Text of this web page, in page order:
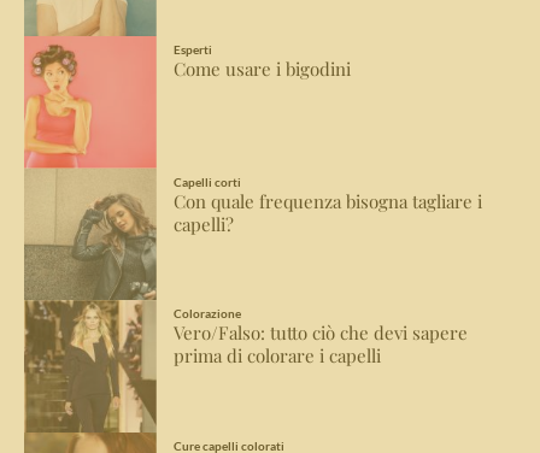
Esperti
Come usare i bigodini
Capelli corti
Con quale frequenza bisogna tagliare i
capelli?
Colorazione
Vero/Falso: tutto ciò che devi sapere
prima di colorare i capelli
Cure capelli colorati